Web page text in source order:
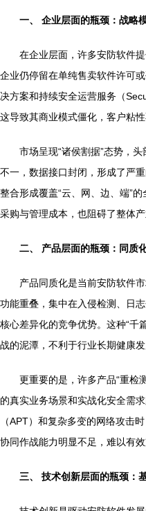
一、 企业层面的瓶颈：战略
在企业层面，许多安防软件
企业仍停留在单纯售卖软件许可
决方案和持续安全运营服务（
这导致其商业模式僵化，客户粘
市场呈现“诸侯割据”态势，
不一，数据接口封闭，形成了严
整合形成覆盖“云、网、边、端”
采购与管理成本，也阻碍了整体产
二、 产品层面的瓶颈：同质
产品同质化是当前安防软件
功能重叠，集中在入侵检测、日
核心差异化的竞争优势。这种“千
战的泥潭，不利于行业长期健康发
更重要的是，许多产品“重检
的真实业务场景和实战化安全需
（APT）和复杂多变的网络攻击
协同作战能力明显不足，难以有
三、 技术创新层面的瓶颈：